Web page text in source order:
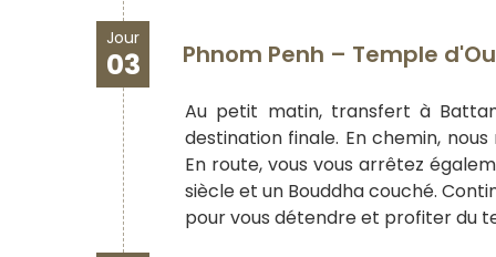
Jour
03 Phnom Penh – Temple
Au petit matin, transfert à
destination finale. En chemin,
En route, vous vous arrêtez
siècle et un Bouddha couché.
pour vous détendre et profiter du